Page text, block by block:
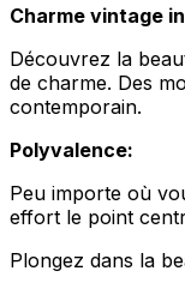
Charme vintage
Découvrez la
de charme. Des
contemporain.
Polyvalence:
Peu importe où
effort le point
Plongez dans la